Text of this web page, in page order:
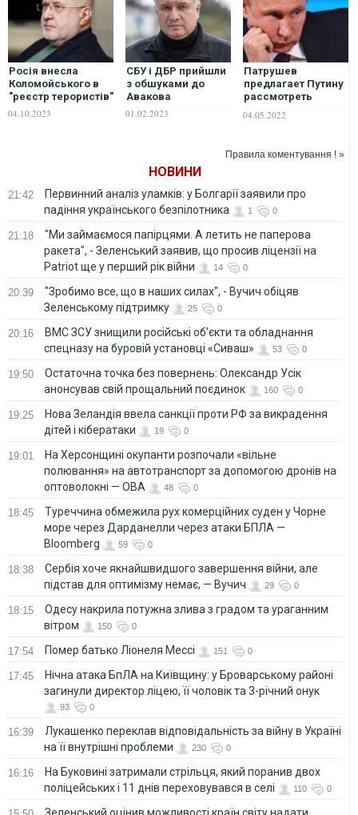
Росія внесла
Коломойського в
"реєстр терористів"
04.10.2023
СБУ і ДБР прийшли
з обшуками до
Авакова
01.02.2023
Патрушев
предлагает Путину
рассмотреть
провокаций с
оружия против
04.05.2022
Правила коментування ! »
НОВИНИ
21:42
Первинний аналіз уламків: у Болгарії заявили про
падіння українського безпілотника
1 0
21:18
"Ми займаємося папірцями. А летить не паперова
ракета", - Зеленський заявив, що просив ліцензії на
Patriot ще у перший рік війни
14 0
20:39
"Зробимо все, що в наших силах", - Вучич обіцяв
Зеленському підтримку
25 0
20:16
ВМС ЗСУ знищили російські об'єкти та обладнання
спецназу на буровій установці «Сиваш»
53 0
19:50
Остаточна точка без повернень: Олександр Усік
анонсував свій прощальний поєдинок
160 0
19:25
Нова Зеландія ввела санкції проти РФ за викрадення
дітей і кібератаки
19 0
19:01
На Херсонщині окупанти розпочали «вільне
полювання» на автотранспорт за допомогою дронів на
оптоволокні — ОВА
48 0
18:45
Туреччина обмежила рух комерційних суден у Чорне
море через Дарданелли через атаки БПЛА —
Bloomberg
59 0
18:38
Сербія хоче якнайшвидшого завершення війни, але
підстав для оптимізму немає, — Вучич
29 0
18:15
Одесу накрила потужна злива з градом та ураганним
вітром
150 0
17:54 Помер батько Ліонеля Мессі 151 0
17:45
Нічна атака БпЛА на Київщину: у Броварському районі
загинули директор ліцею, її чоловік та 3-річний онук
93 0
16:39
Лукашенко переклав відповідальність за війну в Україні
на її внутрішні проблеми
230 0
16:16
На Буковині затримали стрільця, який поранив двох
поліцейських і 11 днів переховувався в селі
110 0